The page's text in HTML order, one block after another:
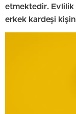
etmektedir. Evlilik
erkek kardeşi